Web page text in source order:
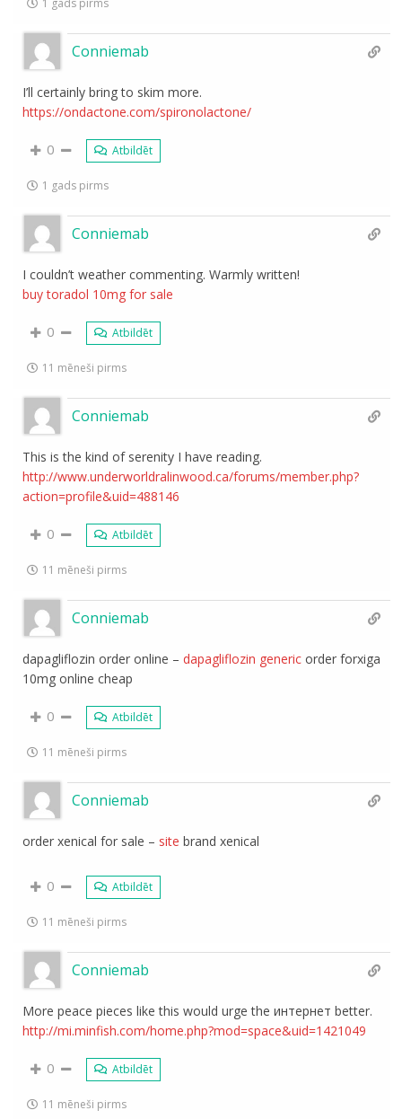
1 gads pirms
Conniemab
I’ll certainly bring to skim more.
https://ondactone.com/spironolactone/
0 Atbildēt
1 gads pirms
Conniemab
I couldn’t weather commenting. Warmly written!
buy toradol 10mg for sale
0 Atbildēt
11 mēneši pirms
Conniemab
This is the kind of serenity I have reading.
http://www.underworldralinwood.ca/forums/member.php?
action=profile&uid=488146
0 Atbildēt
11 mēneši pirms
Conniemab
dapagliflozin order online –dapagliflozin generic order forxiga
10mg online cheap
0 Atbildēt
11 mēneši pirms
Conniemab
order xenical for sale – site brand xenical
0 Atbildēt
11 mēneši pirms
Conniemab
More peace pieces like this would urge the интернет better.
http://mi.minfish.com/home.php?mod=space&uid=1421049
0 Atbildēt
11 mēneši pirms